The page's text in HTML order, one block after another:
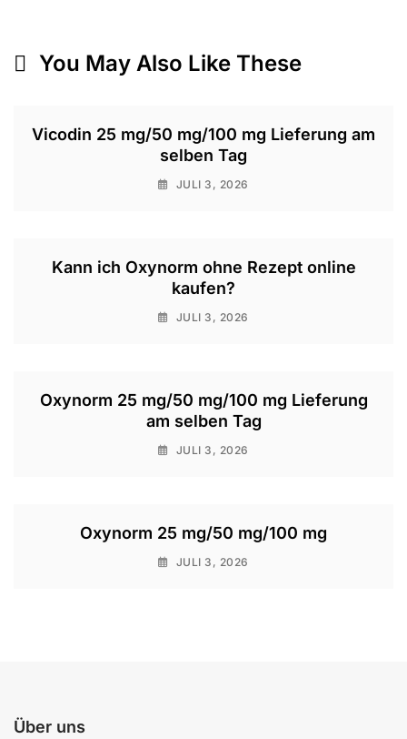
You May Also Like These
Vicodin 25 mg/50 mg/100 mg Lieferung am
selben Tag
JULI 3, 2026
Kann ich Oxynorm ohne Rezept online
kaufen?
JULI 3, 2026
Oxynorm 25 mg/50 mg/100 mg Lieferung
am selben Tag
JULI 3, 2026
Oxynorm 25 mg/50 mg/100 mg
JULI 3, 2026
Über uns